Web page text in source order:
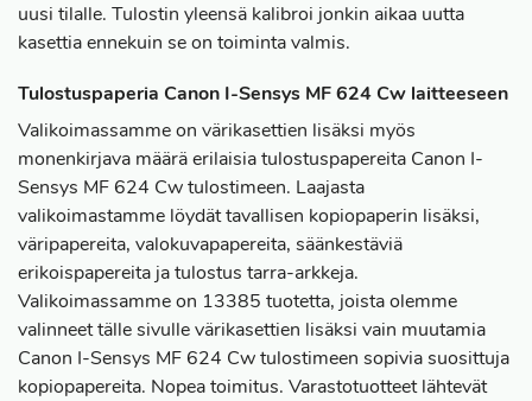
uusi tilalle. Tulostin yleensä kalibroi jonkin aikaa uutta
kasettia ennekuin se on toiminta valmis.
Tulostuspaperia Canon I-Sensys MF 624 Cw laitteeseen
Valikoimassamme on värikasettien lisäksi myös
monenkirjava määrä erilaisia tulostuspapereita Canon I-
Sensys MF 624 Cw tulostimeen. Laajasta
valikoimastamme löydät tavallisen kopiopaperin lisäksi,
väripapereita, valokuvapapereita, säänkestäviä
erikoispapereita ja tulostus tarra-arkkeja.
Valikoimassamme on 13385 tuotetta, joista olemme
valinneet tälle sivulle värikasettien lisäksi vain muutamia
Canon I-Sensys MF 624 Cw tulostimeen sopivia suosittuja
kopiopapereita. Nopea toimitus. Varastotuotteet lähtevät